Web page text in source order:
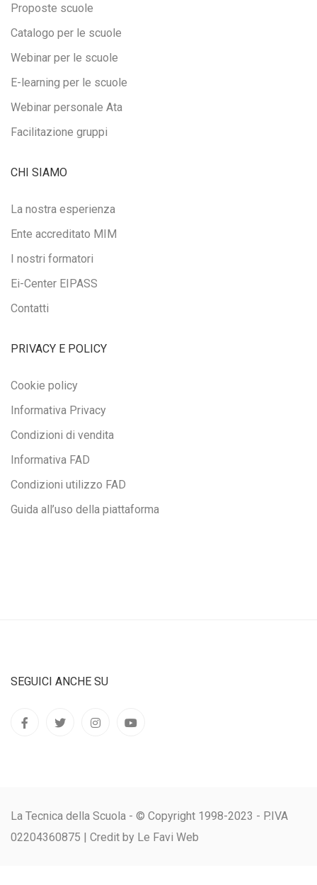
Proposte scuole
Catalogo per le scuole
Webinar per le scuole
E-learning per le scuole
Webinar personale Ata
Facilitazione gruppi
CHI SIAMO
La nostra esperienza
Ente accreditato MIM
I nostri formatori
Ei-Center EIPASS
Contatti
PRIVACY E POLICY
Cookie policy
Informativa Privacy
Condizioni di vendita
Informativa FAD
Condizioni utilizzo FAD
Guida all’uso della piattaforma
SEGUICI ANCHE SU
La Tecnica della Scuola - © Copyright 1998-2023 - P.IVA
02204360875 | Credit by Le Favi Web